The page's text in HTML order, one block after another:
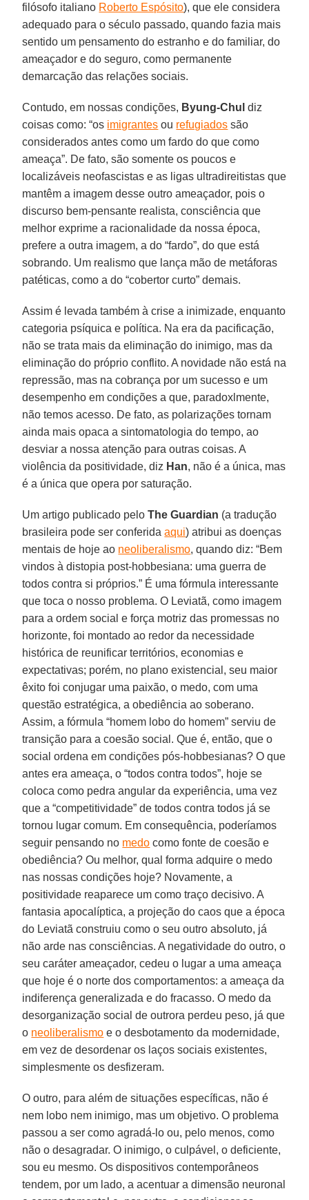
filósofo italiano Roberto Espósito), que ele considera
adequado para o século passado, quando fazia mais
sentido um pensamento do estranho e do familiar, do
ameaçador e do seguro, como permanente
demarcação das relações sociais.
Contudo, em nossas condições, Byung-Chul diz
coisas como: “os imigrantes ou refugiados são
considerados antes como um fardo do que como
ameaça”. De fato, são somente os poucos e
localizáveis neofascistas e as ligas ultradireitistas que
mantêm a imagem desse outro ameaçador, pois o
discurso bem-pensante realista, consciência que
melhor exprime a racionalidade da nossa época,
prefere a outra imagem, a do “fardo”, do que está
sobrando. Um realismo que lança mão de metáforas
patéticas, como a do “cobertor curto” demais.
Assim é levada também à crise a inimizade, enquanto
categoria psíquica e política. Na era da pacificação,
não se trata mais da eliminação do inimigo, mas da
eliminação do próprio conflito. A novidade não está na
repressão, mas na cobrança por um sucesso e um
desempenho em condições a que, paradoxlmente,
não temos acesso. De fato, as polarizações tornam
ainda mais opaca a sintomatologia do tempo, ao
desviar a nossa atenção para outras coisas. A
violência da positividade, diz Han, não é a única, mas
é a única que opera por saturação.
Um artigo publicado peloThe Guardian (a tradução
brasileira pode ser conferidaaqui) atribui as doenças
mentais de hoje ao neoliberalismo, quando diz: “Bem
vindos à distopia post-hobbesiana: uma guerra de
todos contra si próprios.” É uma fórmula interessante
que toca o nosso problema. O Leviatã, como imagem
para a ordem social e força motriz das promessas no
horizonte, foi montado ao redor da necessidade
histórica de reunificar territórios, economias e
expectativas; porém, no plano existencial, seu maior
êxito foi conjugar uma paixão, o medo, com uma
questão estratégica, a obediência ao soberano.
Assim, a fórmula “homem lobo do homem” serviu de
transição para a coesão social. Que é, então, que o
social ordena em condições pós-hobbesianas? O que
antes era ameaça, o “todos contra todos”, hoje se
coloca como pedra angular da experiência, uma vez
que a “competitividade” de todos contra todos já se
tornou lugar comum. Em consequência, poderíamos
seguir pensando no medo como fonte de coesão e
obediência? Ou melhor, qual forma adquire o medo
nas nossas condições hoje? Novamente, a
positividade reaparece um como traço decisivo. A
fantasia apocalíptica, a projeção do caos que a época
do Leviatã construiu como o seu outro absoluto, já
não arde nas consciências. A negatividade do outro, o
seu caráter ameaçador, cedeu o lugar a uma ameaça
que hoje é o norte dos comportamentos: a ameaça da
indiferença generalizada e do fracasso. O medo da
desorganização social de outrora perdeu peso, já que
o neoliberalismo e o desbotamento da modernidade,
em vez de desordenar os laços sociais existentes,
simplesmente os desfizeram.
O outro, para além de situações específicas, não é
nem lobo nem inimigo, mas um objetivo. O problema
passou a ser como agradá-lo ou, pelo menos, como
não o desagradar. O inimigo, o culpável, o deficiente,
sou eu mesmo. Os dispositivos contemporâneos
tendem, por um lado, a acentuar a dimensão neuronal